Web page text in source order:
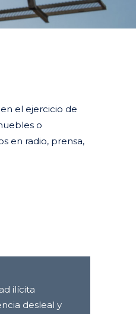
el ejercicio de
o
en radio, prensa,
ilícita
desleal y